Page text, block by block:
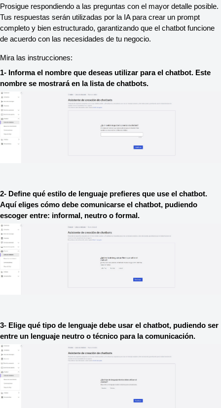
Prosigue respondiendo a las preguntas con el mayor detalle posible.
Tus respuestas serán utilizadas por la IA para crear un prompt
completo y bien estructurado, garantizando que el chatbot funcione
de acuerdo con las necesidades de tu negocio.
Mira las instrucciones:
1- Informa el nombre que deseas utilizar para el chatbot. Este
nombre se mostrará en la lista de chatbots.
2- Define qué estilo de lenguaje prefieres que use el chatbot.
Aquí eliges cómo debe comunicarse el chatbot, pudiendo
escoger entre: informal, neutro o formal.
3- Elige qué tipo de lenguaje debe usar el chatbot, pudiendo ser
entre un lenguaje neutro o técnico para la comunicación.